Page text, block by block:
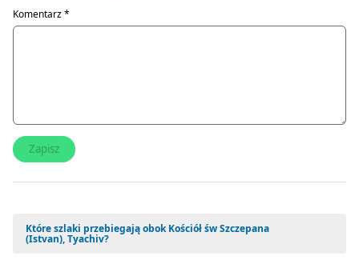
Komentarz*
Które szlaki przebiegają obok Kościół św Szczepana
(Istvan), Tyachiv?